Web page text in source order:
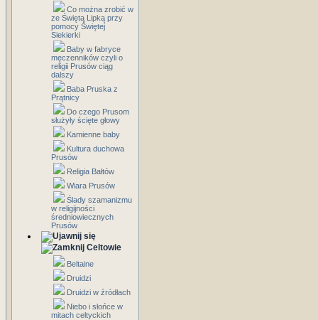
Co można zrobić w
ze Świętą Lipką przy
pomocy Świętej
Siekierki
Baby w fabryce
męczenników czyli o
religii Prusów ciąg
dalszy
Baba Pruska z
Prątnicy
Do czego Prusom
służyły ścięte głowy
Kamienne baby
Kultura duchowa
Prusów
Religia Bałtów
Wiara Prusów
Ślady szamanizmu
w religijności
średniowiecznych
Prusów
Celtowie
Beltaine
Druidzi
Druidzi w źródłach
Niebo i słońce w
mitach celtyckich